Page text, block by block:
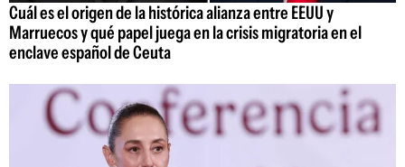
Cuál es el origen de la histórica alianza entre EEUU y
Marruecos y qué papel juega en la crisis migratoria en el
enclave español de Ceuta